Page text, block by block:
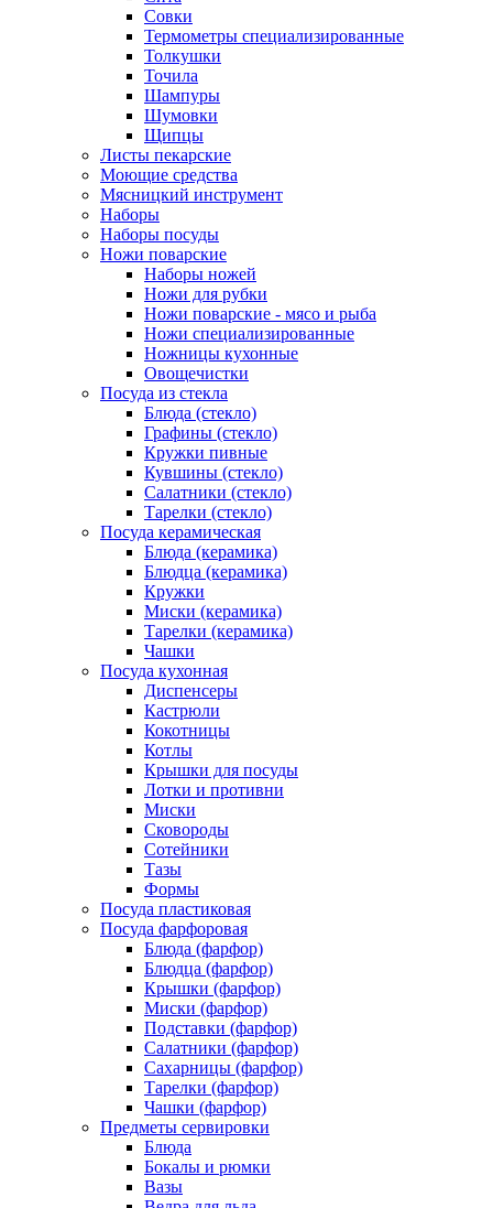
Совки
Термометры специализированные
Толкушки
Точила
Шампуры
Шумовки
Щипцы
Листы пекарские
Моющие средства
Мясницкий инструмент
Наборы
Наборы посуды
Ножи поварские
Наборы ножей
Ножи для рубки
Ножи поварские - мясо и рыба
Ножи специализированные
Ножницы кухонные
Овощечистки
Посуда из стекла
Блюда (стекло)
Графины (стекло)
Кружки пивные
Кувшины (стекло)
Салатники (стекло)
Тарелки (стекло)
Посуда керамическая
Блюда (керамика)
Блюдца (керамика)
Кружки
Миски (керамика)
Тарелки (керамика)
Чашки
Посуда кухонная
Диспенсеры
Кастрюли
Кокотницы
Котлы
Крышки для посуды
Лотки и противни
Миски
Сковороды
Сотейники
Тазы
Формы
Посуда пластиковая
Посуда фарфоровая
Блюда (фарфор)
Блюдца (фарфор)
Крышки (фарфор)
Миски (фарфор)
Подставки (фарфор)
Салатники (фарфор)
Сахарницы (фарфор)
Тарелки (фарфор)
Чашки (фарфор)
Предметы сервировки
Блюда
Бокалы и рюмки
Вазы